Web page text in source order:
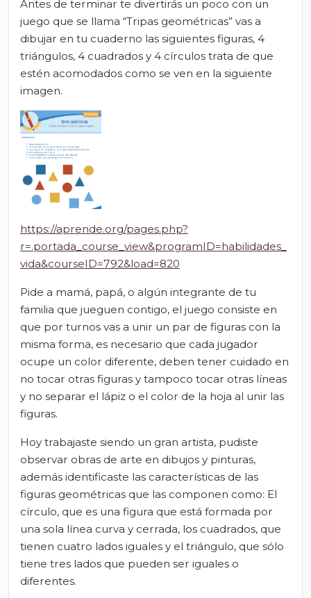
Antes de terminar te divertirás un poco con un
juego que se llama “Tripas geométricas” vas a
dibujar en tu cuaderno las siguientes figuras, 4
triángulos, 4 cuadrados y 4 círculos trata de que
estén acomodados como se ven en la siguiente
imagen.
https://aprende.org/pages.php?
r=.portada_course_view&programID=habilidades_
vida&courseID=792&load=820
Pide a mamá, papá, o algún integrante de tu
familia que jueguen contigo, el juego consiste en
que por turnos vas a unir un par de figuras con la
misma forma, es necesario que cada jugador
ocupe un color diferente, deben tener cuidado en
no tocar otras figuras y tampoco tocar otras líneas
y no separar el lápiz o el color de la hoja al unir las
figuras.
Hoy trabajaste siendo un gran artista, pudiste
observar obras de arte en dibujos y pinturas,
además identificaste las características de las
figuras geométricas que las componen como: El
círculo, que es una figura que está formada por
una sola línea curva y cerrada, los cuadrados, que
tienen cuatro lados iguales y el triángulo, que sólo
tiene tres lados que pueden ser iguales o
diferentes.